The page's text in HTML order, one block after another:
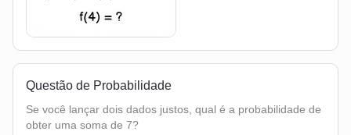
Questão de Probabilidade
Se você lançar dois dados justos, qual é a probabilidade de
obter uma soma de 7?